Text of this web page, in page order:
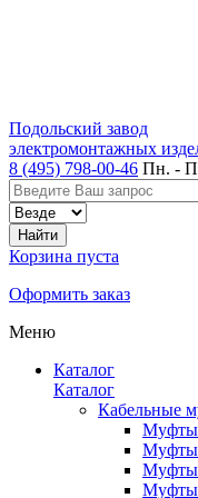
Подольский завод
электромонтажных
8 (495) 798-00-46 Пн. -
Корзина пуста
Оформить заказ
Меню
Каталог
Каталог
Кабельные
Муфты
Муфты
Муфты
Муфты